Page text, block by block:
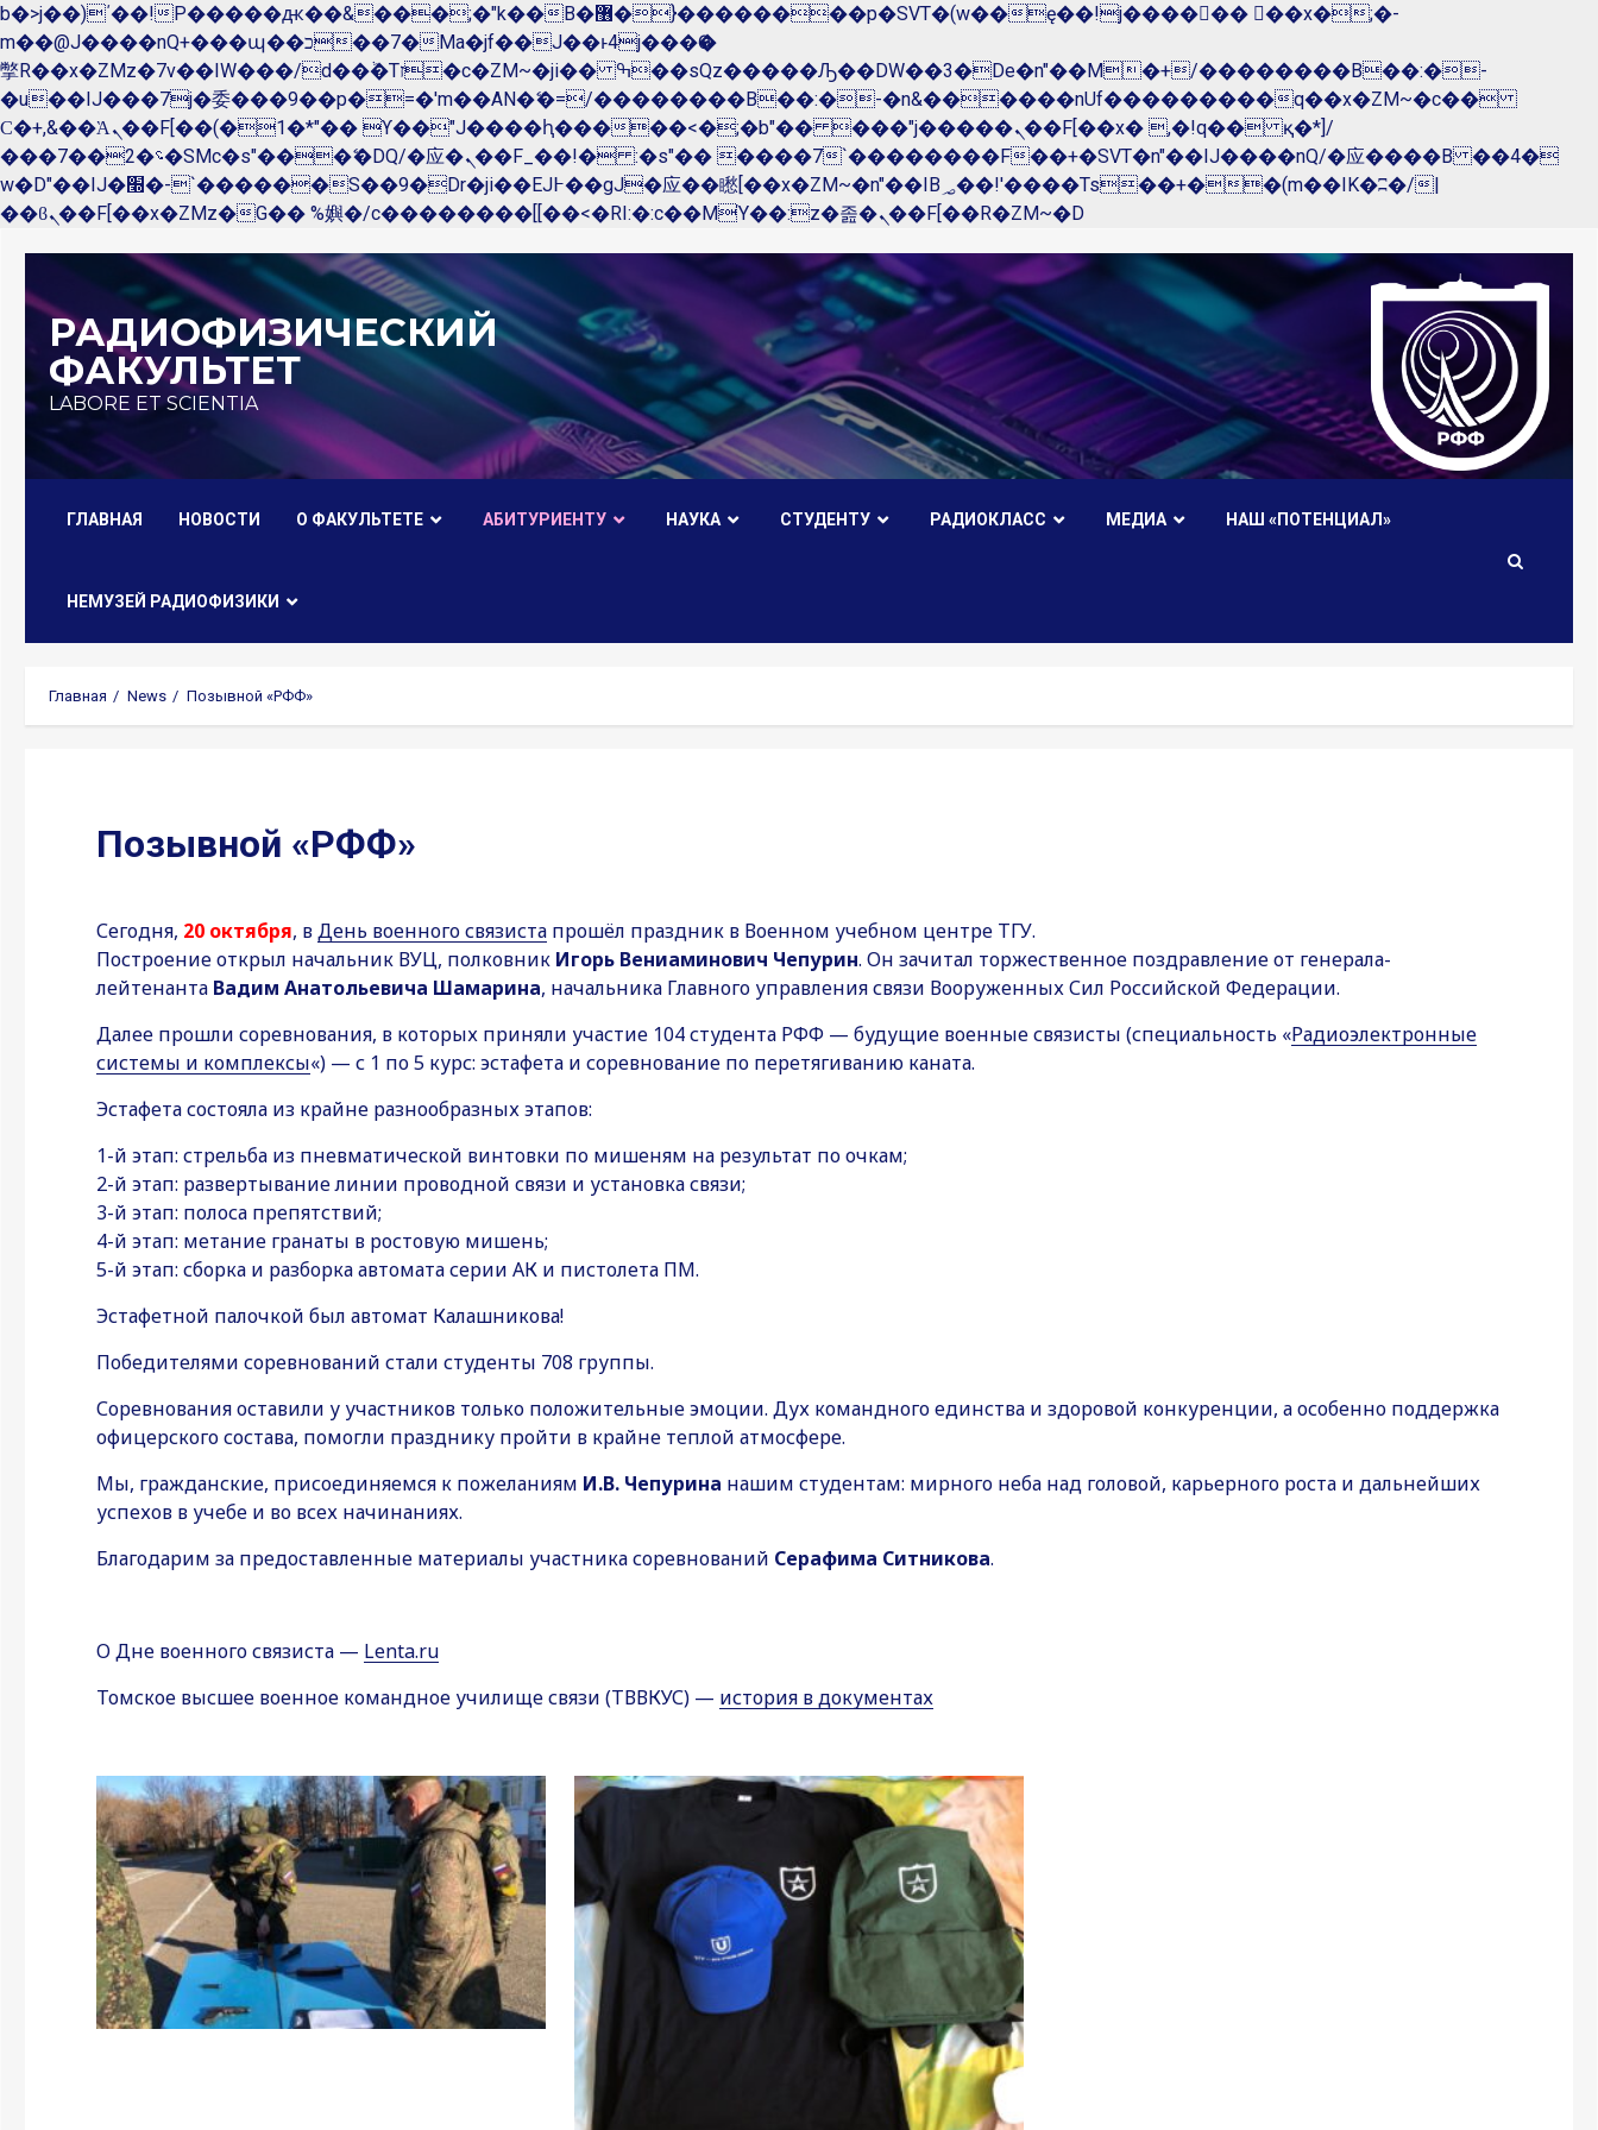
b�>j��)΄��!P�����ԫ��&���;�"k��B�޶�}��������p�SVT�(w��ę��!j������ ��x�;�-
m��@J����nQ+���պ��כ��7�Ma�jf��J��ͱ4j���Ѳ�
撆R��x�ZMz�7v��IW���/d��ٞ�Тז�c�ZM~�ji�� ߒ��sQz�����Ԡ��DW��3�De�n"��M�+/��������B��:�-
�u��IJ���7j�委���9��p�=�'m��AN�ޭ�=/��������B��:�-�n&������nUf���������q��x�ZM~�c��
Ϲ�+,&��Ὰܢ��F[��(�1�*"�� ϒ��"J����ԧ�����<�;�b"�� ���"j�����ܢ��F[��x� ,�!q�� қ�*]/
���؝�2��7�SMc�s"���ޭ�DQ/�应�ܢ��F_��!� :�s"�� ����7`��������F��+�SVT�n"��IJ����nQ/�应����B ��4�
w�D"��IJ�׭�-`������S��9�Dr�ji��EJ߅��gJ�应��矁[��x�ZM~�n"��IB؃��!'����Тѕ��+��(m��IK�ʭ�/|
��ϐܢ��F[��x�ZMz�G�� %嬩�/c��������[[��<�RI:�:c��MΎ��:z�졾�ܢ��F[��R�ZM~�D
к
содержимому
РАДИОФИЗИЧЕСКИЙ
ФАКУЛЬТЕТ
LABORE ET SCIENTIA
ГЛАВНАЯ НОВОСТИ О ФАКУЛЬТЕТЕ AБИТУРИЕНТУ НАУКА СТУДЕНТУ РАДИОКЛАСС МЕДИА НАШ «ПОТЕНЦИАЛ»
НЕМУЗЕЙ РАДИОФИЗИКИ
Главная News Позывной «РФФ»
Позывной «РФФ»
Сегодня, 20 октября, вДень военного связиста прошёл праздник в Военном учебном центре ТГУ.
Построение открыл начальник ВУЦ, полковник Игорь Вениаминович Чепурин. Он зачитал торжественное поздравление от генерала-
лейтенанта Вадим Анатольевича Шамарина, начальника Главного управления связи Вооруженных Сил Российской Федерации.
Далее прошли соревнования, в которых приняли участие 104 студента РФФ — будущие военные связисты (специальность «Радиоэлектронные
системы и комплексы«) — с 1 по 5 курс: эстафета и соревнование по перетягиванию каната.
Эстафета состояла из крайне разнообразных этапов:
1-й этап: стрельба из пневматической винтовки по мишеням на результат по очкам;
2-й этап: развертывание линии проводной связи и установка связи;
3-й этап: полоса препятствий;
4-й этап: метание гранаты в ростовую мишень;
5-й этап: сборка и разборка автомата серии АК и пистолета ПМ.
Эстафетной палочкой был автомат Калашникова!
Победителями соревнований стали студенты 708 группы.
Соревнования оставили у участников только положительные эмоции. Дух командного единства и здоровой конкуренции, а особенно поддержка
офицерского состава, помогли празднику пройти в крайне теплой атмосфере.
Мы, гражданские, присоединяемся к пожеланиям И.В. Чепурина нашим студентам: мирного неба над головой, карьерного роста и дальнейших
успехов в учебе и во всех начинаниях.
Благодарим за предоставленные материалы участника соревнований Серафима Ситникова.
О Дне военного связиста — Lenta.ru
Томское высшее военное командное училище связи (ТВВКУС) — история в документах